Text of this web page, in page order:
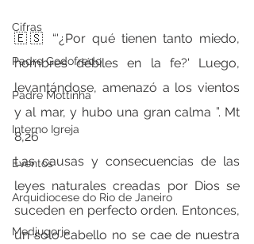
Cifras
Padre Godofredo
Padre Mottinha
Interno Igreja
Eventos
Arquidiocese do Rio de Janeiro
Medjugorje
🇪🇸 “'¿Por qué tienen tanto miedo,
hombres débiles en la fe?' Luego,
levantándose, amenazó a los vientos
y al mar, y hubo una gran calma ”. Mt
8,26
Las causas y consecuencias de las
leyes naturales creadas por Dios se
suceden en perfecto orden. Entonces,
un solo cabello no se cae de nuestra